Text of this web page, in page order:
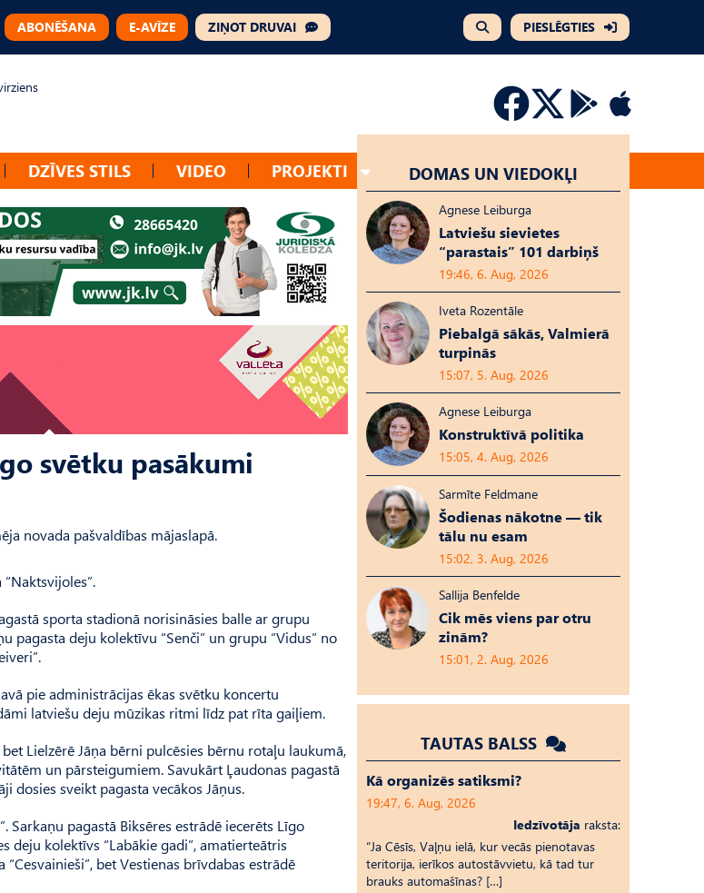
ABONĒŠANA E-AVĪZE ZIŅOT DRUVAI PIESLĒGTIES
DZĪVES STILS VIDEO PROJEKTI
svētku pasākumi
novada pašvaldības mājaslapā.
sporta stadionā norisināsies balle ar grupu
pagasta deju kolektīvu “Senči” un grupu “Vidus” no
pie administrācijas ēkas svētku koncertu
latviešu deju mūzikas ritmi līdz pat rīta gaiļiem.
Lielzērē Jāņa bērni pulcēsies bērnu rotaļu laukumā,
un pārsteigumiem. Savukārt Ļaudonas pagastā
dosies sveikt pagasta vecākos Jāņus.
Sarkaņu pagastā Biksēres estrādē iecerēts Līgo
deju kolektīvs “Labākie gadi”, amatierteātris
bet Vestienas brīvdabas estrādē
DOMAS UN VIEDOKĻI
Agnese Leiburga
Latviešu sievietes
“parastais” 101 darbiņš
19:46, 6. Aug, 2026
Iveta Rozentāle
Piebalgā sākās, Valmierā
turpinās
15:07, 5. Aug, 2026
Agnese Leiburga
Konstruktīvā politika
15:05, 4. Aug, 2026
Sarmīte Feldmane
Šodienas nākotne — tik
tālu nu esam
15:02, 3. Aug, 2026
Sallija Benfelde
Cik mēs viens par otru
zinām?
15:01, 2. Aug, 2026
TAUTAS BALSS
Kā organizēs satiksmi?
19:47, 6. Aug, 2026
Iedzīvotāja raksta:
“Ja Cēsīs, Vaļņu ielā, kur vecās pienotavas
teritorija, ierīkos autostāvvietu, kā tad tur
brauks automašīnas? […]